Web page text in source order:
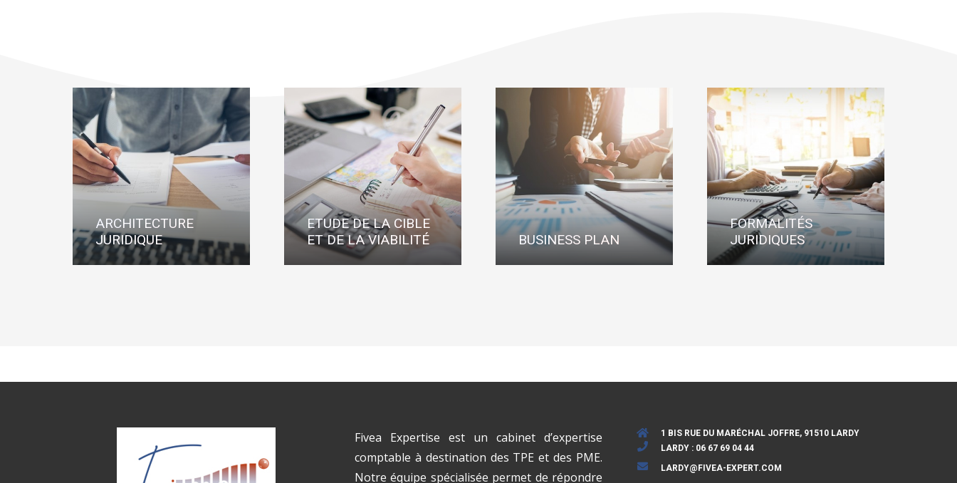
ARCHITECTURE
JURIDIQUE
ETUDE DE LA CIBLE
ET DE LA VIABILITÉ
BUSINESS PLAN
FORMALITÉS
JURIDIQUES
Fivea Expertise est un cabinet d’expertise
comptable à destination des TPE et des PME.
Notre équipe spécialisée permet de répondre
1 BIS RUE DU MARÉCHAL JOFFRE, 91510 LARDY
LARDY : 06 67 69 04 44
LARDY@FIVEA-EXPERT.COM